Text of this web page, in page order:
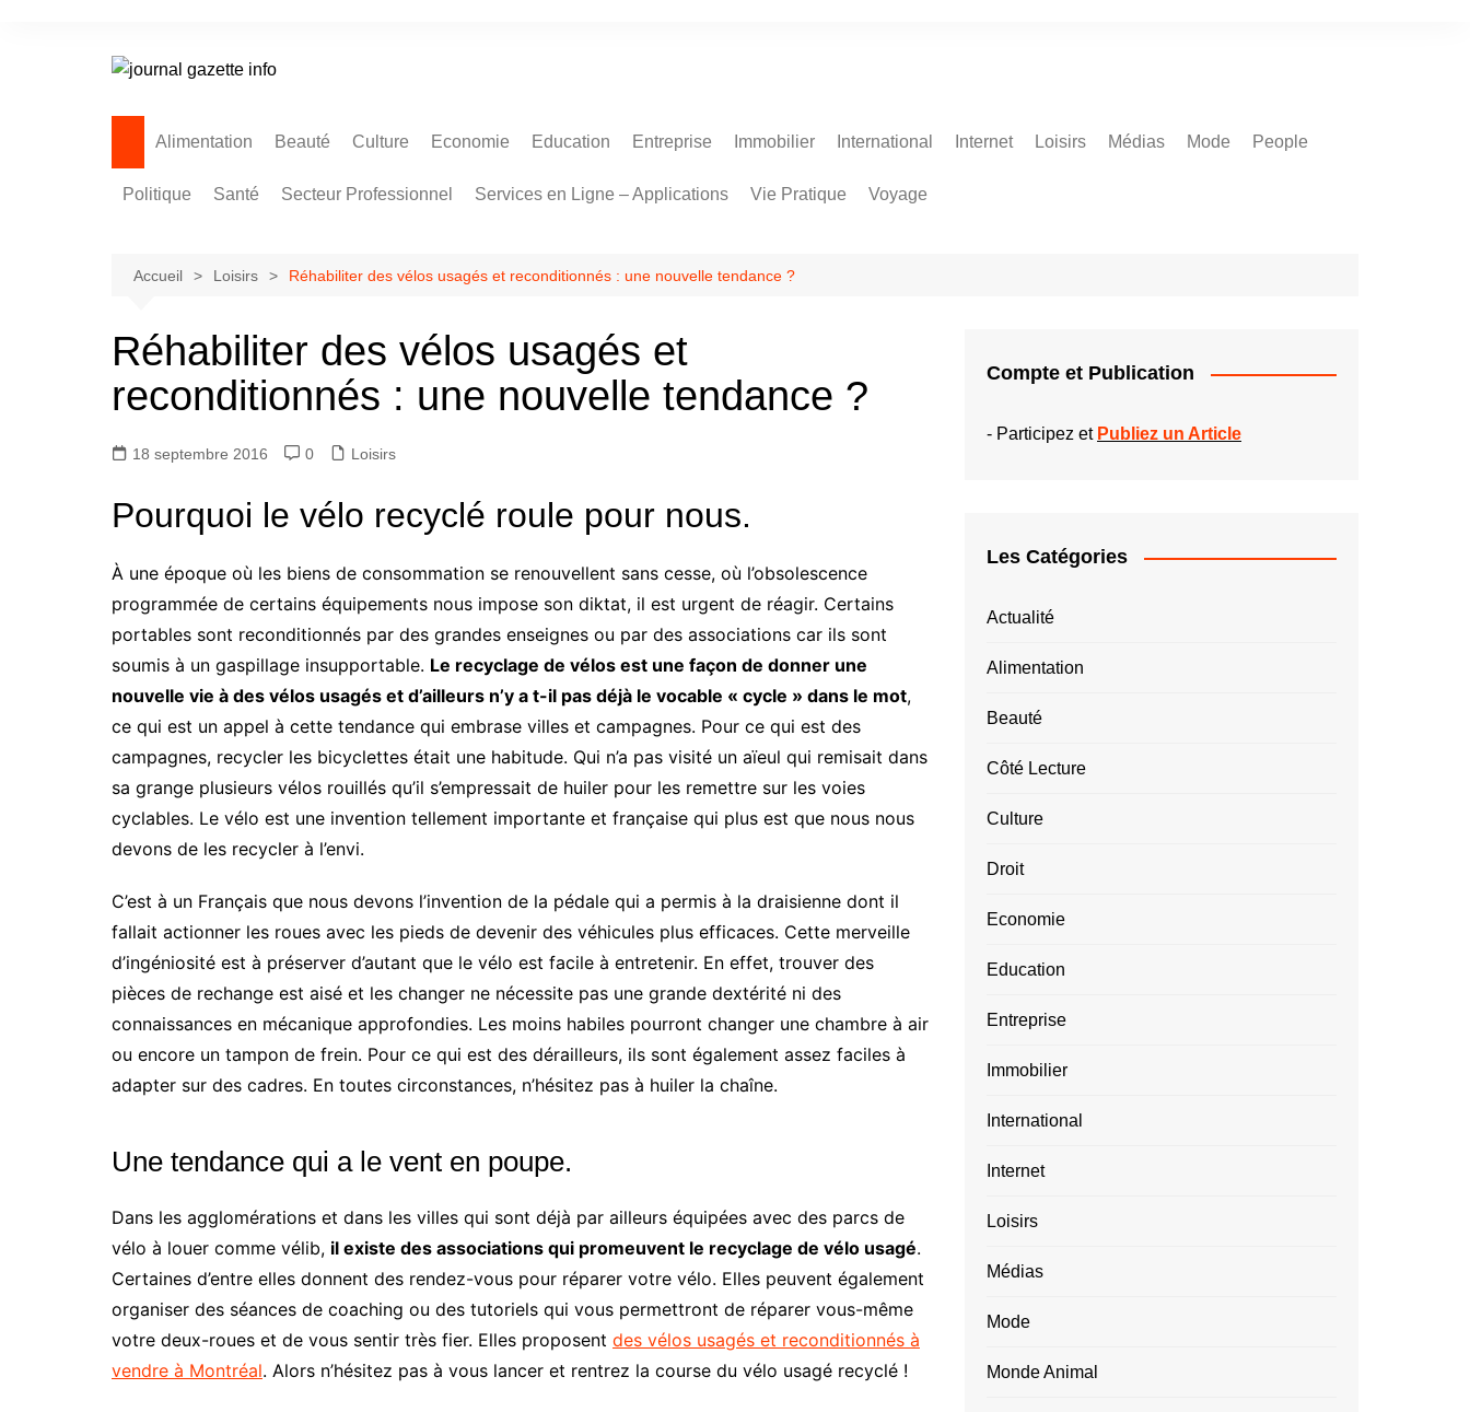
Alimentation Beauté Culture Economie Education Entreprise Immobilier International Internet Loisirs Médias Mode People
Politique Santé Secteur Professionnel Services en Ligne – Applications Vie Pratique Voyage
Accueil Loisirs Réhabiliter des vélos usagés et reconditionnés : une nouvelle tendance ?
Réhabiliter des vélos usagés et
reconditionnés : une nouvelle tendance ?
18 septembre 2016 0 Loisirs
Pourquoi le vélo recyclé roule pour nous.
À une époque où les biens de consommation se renouvellent sans cesse, où l’obsolescence
programmée de certains équipements nous impose son diktat, il est urgent de réagir. Certains
portables sont reconditionnés par des grandes enseignes ou par des associations car ils sont
soumis à un gaspillage insupportable. Le recyclage de vélos est une façon de donner une
nouvelle vie à des vélos usagés et d’ailleurs n’y a t-il pas déjà le vocable « cycle » dans le mot,
ce qui est un appel à cette tendance qui embrase villes et campagnes. Pour ce qui est des
campagnes, recycler les bicyclettes était une habitude. Qui n’a pas visité un aïeul qui remisait dans
sa grange plusieurs vélos rouillés qu’il s’empressait de huiler pour les remettre sur les voies
cyclables. Le vélo est une invention tellement importante et française qui plus est que nous nous
devons de les recycler à l’envi.
C’est à un Français que nous devons l’invention de la pédale qui a permis à la draisienne dont il
fallait actionner les roues avec les pieds de devenir des véhicules plus efficaces. Cette merveille
d’ingéniosité est à préserver d’autant que le vélo est facile à entretenir. En effet, trouver des
pièces de rechange est aisé et les changer ne nécessite pas une grande dextérité ni des
connaissances en mécanique approfondies. Les moins habiles pourront changer une chambre à air
ou encore un tampon de frein. Pour ce qui est des dérailleurs, ils sont également assez faciles à
adapter sur des cadres. En toutes circonstances, n’hésitez pas à huiler la chaîne.
Une tendance qui a le vent en poupe.
Dans les agglomérations et dans les villes qui sont déjà par ailleurs équipées avec des parcs de
vélo à louer comme vélib, il existe des associations qui promeuvent le recyclage de vélo usagé.
Certaines d’entre elles donnent des rendez-vous pour réparer votre vélo. Elles peuvent également
organiser des séances de coaching ou des tutoriels qui vous permettront de réparer vous-même
votre deux-roues et de vous sentir très fier. Elles proposent des vélos usagés et reconditionnés à
vendre à Montréal. Alors n’hésitez pas à vous lancer et rentrez la course du vélo usagé recyclé !
Compte et Publication
- Participez et Publiez un Article
Les Catégories
Actualité
Alimentation
Beauté
Côté Lecture
Culture
Droit
Economie
Education
Entreprise
Immobilier
International
Internet
Loisirs
Médias
Mode
Monde Animal